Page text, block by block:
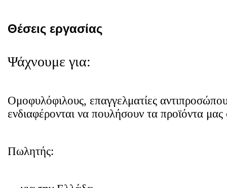
Θέσεις εργασίας
Ψάχνουμε για:
Ομοφυλόφιλους, επαγγελματίες
ενδιαφέρονται να πουλήσουν τα προϊόντα
Πωλητής: